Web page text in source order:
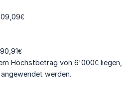
Höchstbetrag von 6'000€ liegen,
werden.